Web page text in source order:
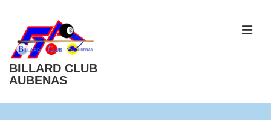
BILLARD CLUB
AUBENAS